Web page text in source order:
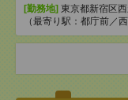
[勤務地] 東京都新宿区
（最寄り駅：都庁前／